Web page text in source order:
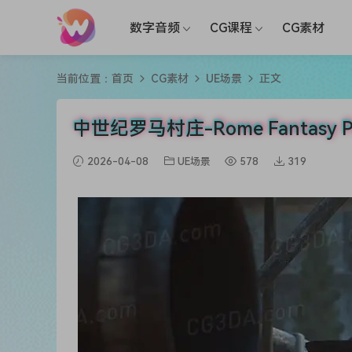
数字音频 CG课程 CG素材
当前位置： 首页 CG素材 UE场景 正文
中世纪罗马村庄-Rome Fantasy
2026-04-08 UE场景 578 319